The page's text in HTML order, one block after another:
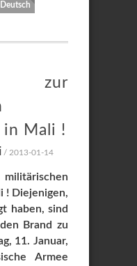
Deutsch
zur
in Mali !
/ 2013-01-14
! Diejenigen,
haben, sind
Brand zu
11. Januar,
Armee